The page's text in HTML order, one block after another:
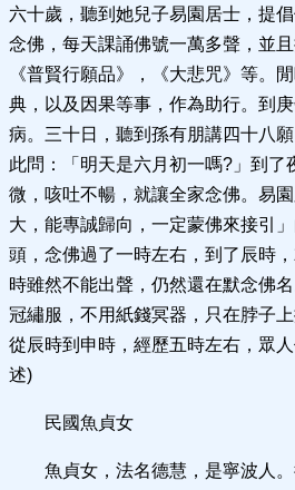
六十歲，聽到她兒子易園居士，提
念佛，每天課誦佛號一萬多聲，並
《普賢行願品》，《大悲咒》等。
典，以及因果等事，作為助行。到
病。三十日，聽到孫有朋講四十八
此問：「明天是六月初一嗎?」到了
微，咳吐不暢，就讓全家念佛。易
大，能專誠歸向，一定蒙佛來接引
頭，念佛過了一時左右，到了辰時
時雖然不能出聲，仍然還在默念佛
冠繡服，不用紙錢冥器，只在脖子
從辰時到申時，經歷五時左右，眾
述)
民國魚貞女
魚貞女，法名德慧，是寧波人